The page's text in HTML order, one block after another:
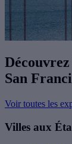
San
Voir toutes les
Villes aux